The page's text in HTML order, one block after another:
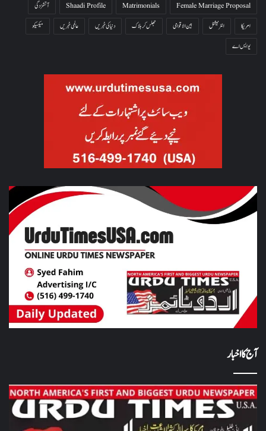
Female Marriage Proposal
Matrimonials
Shaadi Profile
آتشزدگی
امریکا
انٹرنیشنل بین الاقوامی جھلس کر ہلاک دنیا کی خبریں عالمی خبریں
میکسیکو
یو ایس اے
آج کا اخبار